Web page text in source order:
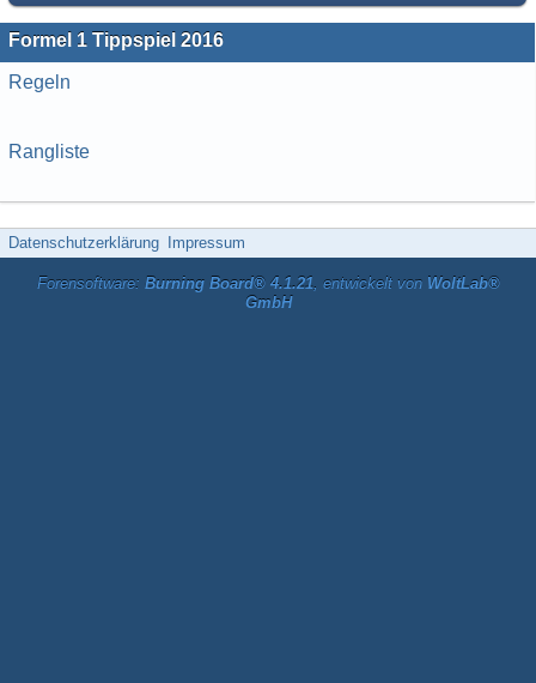
Formel 1 Tippspiel 2016
Regeln
Rangliste
Datenschutzerklärung Impressum
Forensoftware: Burning Board® 4.1.21, entwickelt von WoltLab®
GmbH